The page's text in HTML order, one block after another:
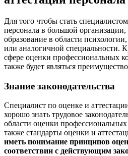
Для того чтобы стать
персонала в большой
образование в области
или аналогичной специальности.
сфере оценки профессиональных
также будет являться
Знание законодательства
Специалист по оценке и
хорошо знать трудовое
области оценки
также стандарты оценки и
иметь понимание принципов
соответствии с действующим